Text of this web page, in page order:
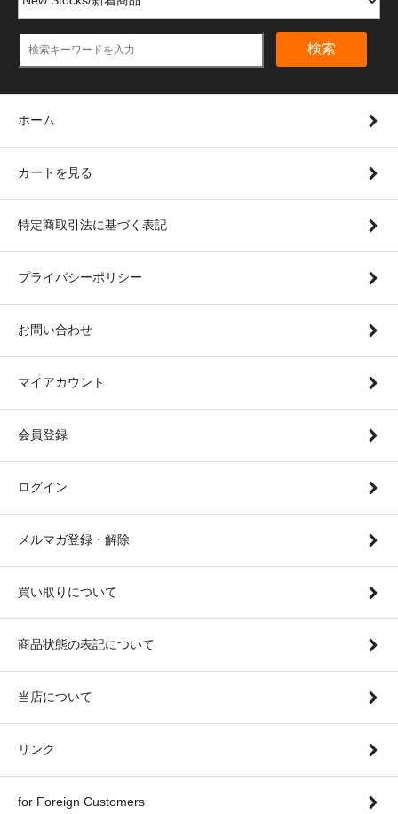
検索
ホーム
カートを見る
特定商取引法に基づく表記
プライバシーポリシー
お問い合わせ
マイアカウント
会員登録
ログイン
メルマガ登録・解除
買い取りについて
商品状態の表記について
当店について
リンク
for Foreign Customers